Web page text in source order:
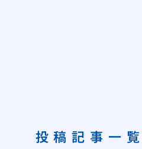
投稿記事一覧